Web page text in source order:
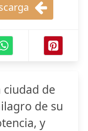
ciudad de
de su
y